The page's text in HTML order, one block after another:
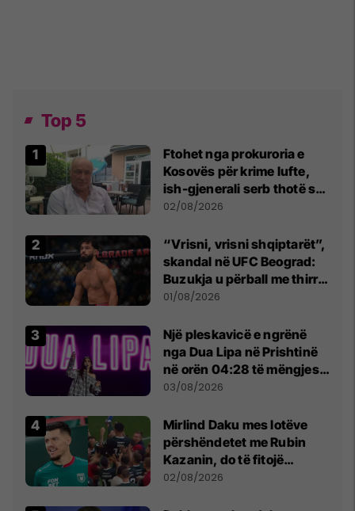
Top 5
Ftohet nga prokuroria e
Kosovës për krime lufte,
ish-gjenerali serb thotë se
dikush e tradhtoi në
02/08/2026
“Vrisni, vrisni shqiptarët”,
skandal në UFC Beograd:
Buzukja u përball me thirrje
anti-shqiptare nga
01/08/2026
Një pleskavicë e ngrënë
nga Dua Lipa në Prishtinë
në orën 04:28 të mëngjesit
- dhe bota digjitale serbe
03/08/2026
Mirlind Daku mes lotëve
përshëndetet me Rubin
Kazanin, do të fitojë
miliona te Spartak Moska
02/08/2026